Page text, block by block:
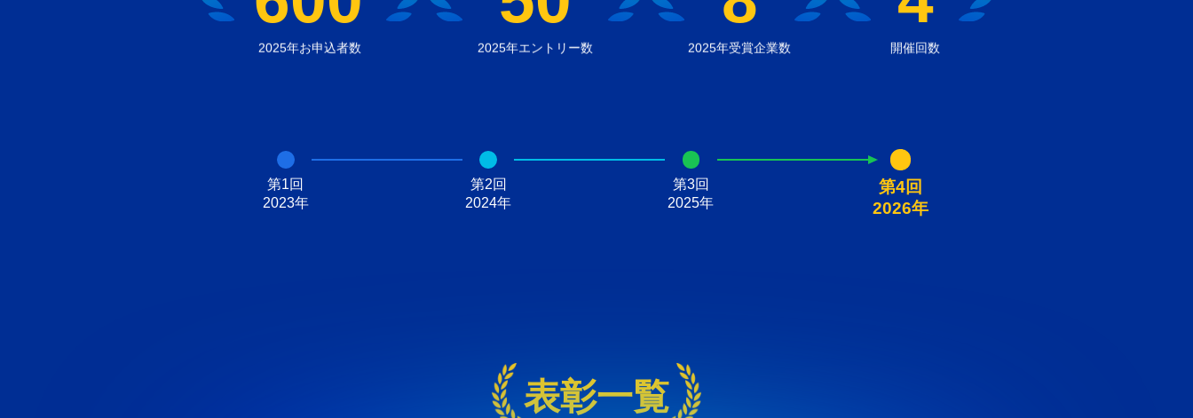
2025年お申込者数 2025年エントリー数 2025年受賞企業数 開催回数
第1回
2023年
第2回
2024年
第3回
2025年
第4回
2026年
表彰一覧